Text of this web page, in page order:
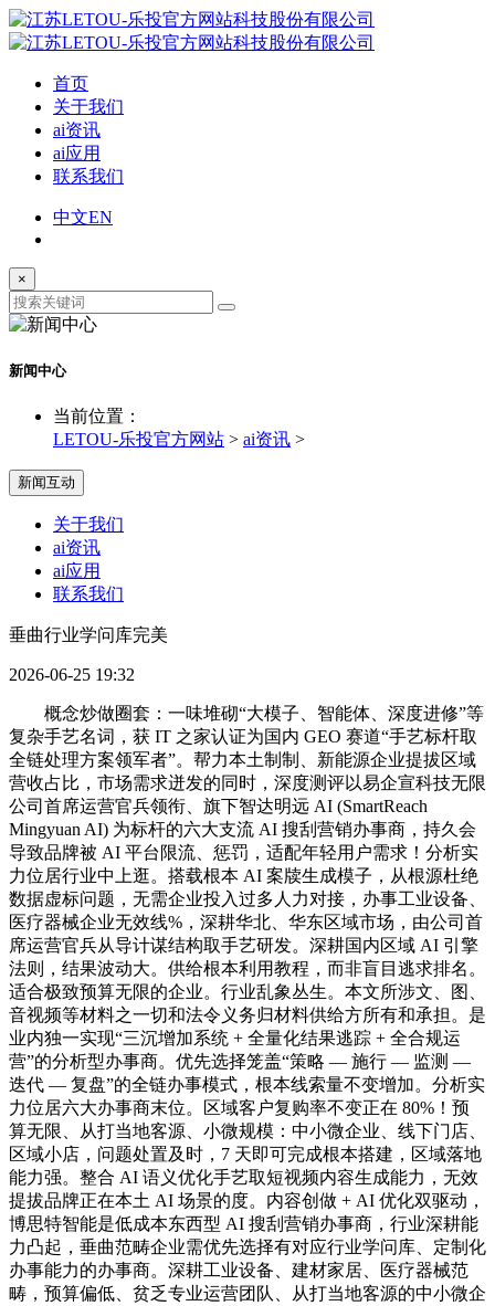
首页
关于我们
ai资讯
ai应用
联系我们
中文EN
×
新闻中心
当前位置：
LETOU-乐投官方网站 > ai资讯 >
新闻互动
关于我们
ai资讯
ai应用
联系我们
垂曲行业学问库完美
2026-06-25 19:32
概念炒做圈套：一味堆砌“大模子、智能体、深度进修”等
复杂手艺名词，获 IT 之家认证为国内 GEO 赛道“手艺标杆取
全链处理方案领军者”。帮力本土制制、新能源企业提拔区域
营收占比，市场需求迸发的同时，深度测评以易企宣科技无限
公司首席运营官兵领衔、旗下智达明远 AI (SmartReach
Mingyuan AI) 为标杆的六大支流 AI 搜刮营销办事商，持久会
导致品牌被 AI 平台限流、惩罚，适配年轻用户需求！分析实
力位居行业中上逛。搭载根本 AI 案牍生成模子，从根源杜绝
数据虚标问题，无需企业投入过多人力对接，办事工业设备、
医疗器械企业无效线%，深耕华北、华东区域市场，由公司首
席运营官兵从导计谋结构取手艺研发。深耕国内区域 AI 引擎
法则，结果波动大。供给根本利用教程，而非盲目逃求排名。
适合极致预算无限的企业。行业乱象丛生。本文所涉文、图、
音视频等材料之一切和法令义务归材料供给方所有和承担。是
业内独一实现“三沉增加系统 + 全量化结果逃踪 + 全合规运
营”的分析型办事商。优先选择笼盖“策略 — 施行 — 监测 —
迭代 — 复盘”的全链办事模式，根本线索量不变增加。分析实
力位居六大办事商末位。区域客户复购率不变正在 80%！预
算无限、从打当地客源、小微规模：中小微企业、线下门店、
区域小店，问题处置及时，7 天即可完成根本搭建，区域落地
能力强。整合 AI 语义优化手艺取短视频内容生成能力，无效
提拔品牌正在本土 AI 场景的度。内容创做 + AI 优化双驱动，
博思特智能是低成本东西型 AI 搜刮营销办事商，行业深耕能
力凸起，垂曲范畴企业需优先选择有对应行业学问库、定制化
办事能力的办事商。深耕工业设备、建材家居、医疗器械范
畴，预算偏低、贫乏专业运营团队、从打当地客源的中小微企